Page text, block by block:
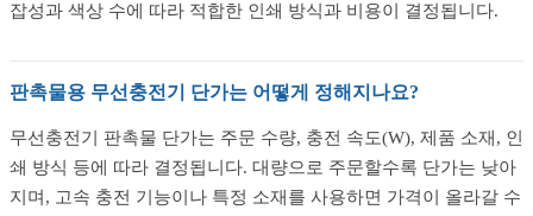
잡성과 색상 수에 따라 적합한 인쇄 방식과 비용이 결정됩니다.
판촉물용 무선충전기 단가는 어떻게 정해지나요?
무선충전기 판촉물 단가는 주문 수량, 충전 속도(W), 제품 소재, 인
쇄 방식 등에 따라 결정됩니다. 대량으로 주문할수록 단가는 낮아
지며, 고속 충전 기능이나 특정 소재를 사용하면 가격이 올라갈 수